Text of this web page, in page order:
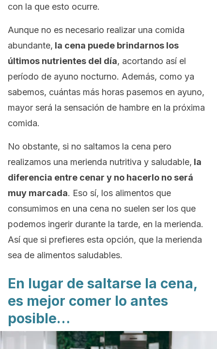
con la que esto ocurre.
Aunque no es necesario realizar una comida
abundante, la cena puede brindarnos los
últimos nutrientes del día, acortando así el
período de ayuno nocturno. Además, como ya
sabemos, cuántas más horas pasemos en ayuno,
mayor será la sensación de hambre en la próxima
comida.
No obstante, si no saltamos la cena pero
realizamos una merienda nutritiva y saludable, la
diferencia entre cenar y no hacerlo no será
muy marcada. Eso sí, los alimentos que
consumimos en una cena no suelen ser los que
podemos ingerir durante la tarde, en la merienda.
Así que si prefieres esta opción, que la merienda
sea de alimentos saludables.
En lugar de saltarse la cena,
es mejor comer lo antes
posible…